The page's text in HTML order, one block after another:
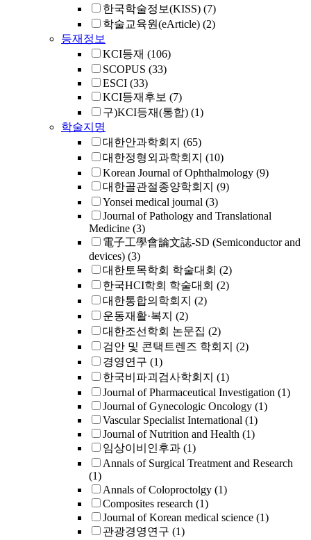
한국학술정보(KISS) (7)
학술교육원(eArticle) (2)
등재정보
KCI등재 (106)
SCOPUS (33)
ESCI (33)
KCI등재후보 (7)
구)KCI등재(통합) (1)
학술지명
대한안과학회지 (65)
대한정형외과학회지 (10)
Korean Journal of Ophthalmology (9)
대한골관절종양학회지 (9)
Yonsei medical journal (3)
Journal of Pathology and Translational
Medicine (3)
電子工學會論文誌-SD (Semiconductor and
devices) (3)
대한토목학회 학술대회 (2)
한국HCI학회 학술대회 (2)
대한통합의학회지 (2)
운동재활·복지 (2)
대한조선학회 논문집 (2)
검안 및 콘택트렌즈 학회지 (2)
경영연구 (1)
한국비파괴검사학회지 (1)
Journal of Pharmaceutical Investigation (1)
Journal of Gynecologic Oncology (1)
Vascular Specialist International (1)
Journal of Nutrition and Health (1)
임상이비인후과 (1)
Annals of Surgical Treatment and Research
(1)
Annals of Coloproctolgy (1)
Composites research (1)
Journal of Korean medical science (1)
관광경영연구 (1)